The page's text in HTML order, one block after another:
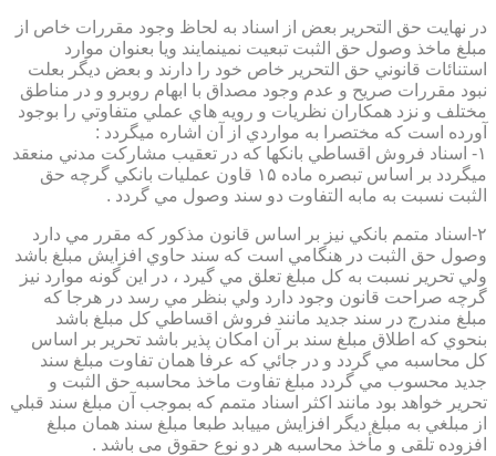
در نهايت حق التحرير بعض از اسناد به لحاظ وجود مقررات خاص از
مبلغ ماخذ وصول حق الثبت تبعيت نمينمايند ويا بعنوان موارد
استنائات قانوني حق التحرير خاص خود را دارند و بعض ديگر بعلت
نبود مقررات صريح و عدم وجود مصداق با ابهام روبرو و در مناطق
مختلف و نزد همكاران نظريات و رويه هاي عملي متفاوتي را بوجود
آورده است كه مختصرا به مواردي از آن اشاره ميگردد :
۱- اسناد فروش اقساطي بانكها كه در تعقيب مشاركت مدني منعقد
ميگردد بر اساس تبصره ماده ۱۵ قاون عمليات بانكي گرچه حق
الثبت نسبت به مابه التفاوت دو سند وصول مي گردد .
۲-اسناد متمم بانكي نيز بر اساس قانون مذكور كه مقرر مي دارد
وصول حق الثبت در هنگامي است كه سند حاوي افزايش مبلغ باشد
ولي تحرير نسبت به كل مبلغ تعلق مي گيرد ، در اين گونه موارد نيز
گرچه صراحت قانون وجود دارد ولي بنظر مي رسد در هرجا كه
مبلغ مندرج در سند جديد مانند فروش اقساطي كل مبلغ باشد
بنحوي كه اطلاق مبلغ سند بر آن امكان پذير باشد تحرير بر اساس
كل محاسبه مي گردد و در جائي كه عرفا همان تفاوت مبلغ سند
جديد محسوب مي گردد مبلغ تفاوت ماخذ محاسبه حق الثبت و
تحرير خواهد بود مانند اكثر اسناد متمم كه بموجب آن مبلغ سند قبلي
از مبلغي به مبلغ ديگر افزايش مييابد طبعا مبلغ سند همان مبلغ
افزوده تلقی و مأخذ محاسبه هر دو نوع حقوق می باشد .